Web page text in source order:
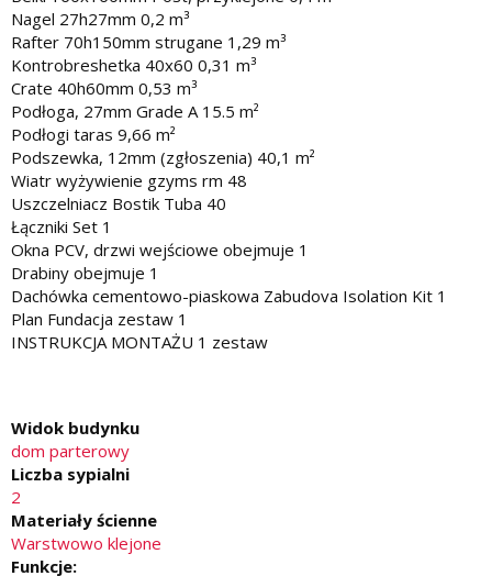
Nagel 27h27mm 0,2 m³
Rafter 70h150mm strugane 1,29 m³
Kontrobreshetka 40x60 0,31 m³
Crate 40h60mm 0,53 m³
Podłoga, 27mm Grade A 15.5 m²
Podłogi taras 9,66 m²
Podszewka, 12mm (zgłoszenia) 40,1 m²
Wiatr wyżywienie gzyms rm 48
Uszczelniacz Bostik Tuba 40
Łączniki Set 1
Okna PCV, drzwi wejściowe obejmuje 1
Drabiny obejmuje 1
Dachówka cementowo-piaskowa Zabudova Isolation Kit 1
Plan Fundacja zestaw 1
INSTRUKCJA MONTAŻU 1 zestaw
Widok budynku
dom parterowy
Liczba sypialni
2
Materiały ścienne
Warstwowo klejone
Funkcje: